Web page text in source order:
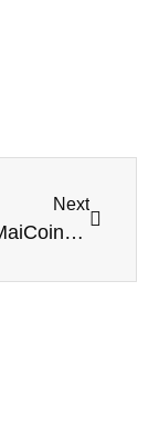
Next
【台北】MaiCoin實體店面 | MAX交易所 | 虛擬貨幣